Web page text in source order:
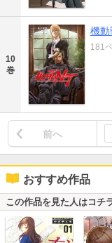
10
巻
機動
181
前へ
おすすめ作品
この作品を見た人はコチ